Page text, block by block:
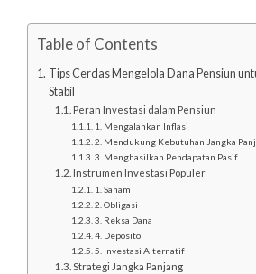
Table of Contents
Tips Cerdas Mengelola Dana Pensiun
Stabil
Peran Investasi dalam Pensiun
1. Mengalahkan Inflasi
2. Mendukung Kebutuhan Jangka
3. Menghasilkan Pendapatan Pasif
Instrumen Investasi Populer
1. Saham
2. Obligasi
3. Reksa Dana
4. Deposito
5. Investasi Alternatif
Strategi Jangka Panjang